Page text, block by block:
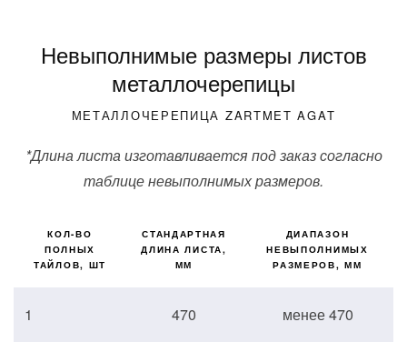
Невыполнимые размеры листов
металлочерепицы
МЕТАЛЛОЧЕРЕПИЦА ZARTMET AGAT
*Длина листа изготавливается под заказ согласно
таблице невыполнимых размеров.
КОЛ-ВО
ПОЛНЫХ
ТАЙЛОВ, ШТ
СТАНДАРТНАЯ
ДЛИНА ЛИСТА,
ММ
ДИАПАЗОН
НЕВЫПОЛНИМЫХ
РАЗМЕРОВ, ММ
1 470 менее 470